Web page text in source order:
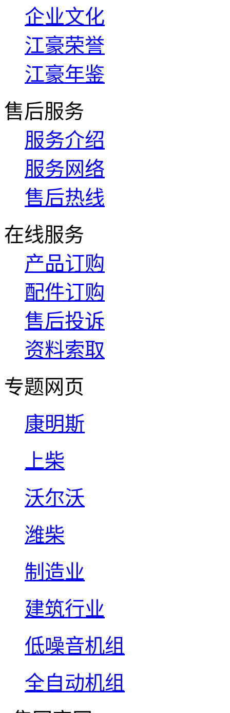
企业文化
江豪荣誉
江豪年鉴
售后服务
服务介绍
服务网络
售后热线
在线服务
产品订购
配件订购
售后投诉
资料索取
专题网页
康明斯
上柴
沃尔沃
潍柴
制造业
建筑行业
低噪音机组
全自动机组